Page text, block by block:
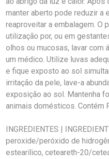
manter aberto pode reduzir a
reaproveitar a embalagem. O
utilização por, ou em
olhos ou mucosas, lavar com
um médico. Utilize luvas
e fique exposto ao sol
irritação da pele, lave-a
exposição ao sol. Mantenha
animais domésticos. Contém
INGREDIENTES |
peroxide/peróxido de
estearílico, ceteareth-20/